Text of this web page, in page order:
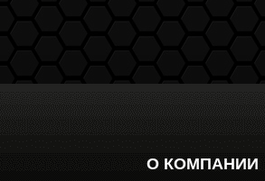
О КОМПАНИИ